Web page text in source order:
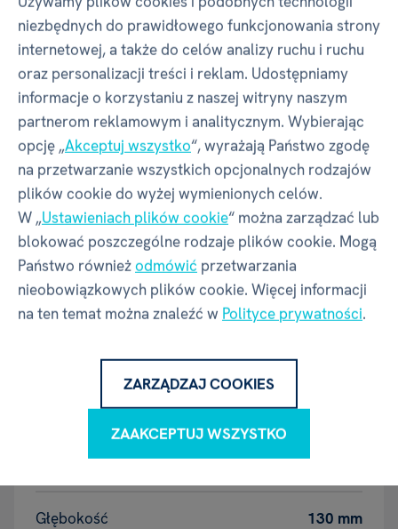
ROZGRZEWAJĄCE PRZYTULANKI - MINI
Właściwości
Kod produktu 50986
EAN 8590228038722
Numer katalogowy
Motyw Krowa
Wymiary produktu
Szerokość 160 mm
Głębokość 130 mm
niezbędnych do prawidłowego funkcjonowania strony
internetowej, a także do celów analizy ruchu i ruchu
oraz personalizacji treści i reklam. Udostępniamy
informacje o korzystaniu z naszej witryny naszym
partnerom reklamowym i analitycznym. Wybierając
opcję „Akceptuj wszystko“, wyrażają Państwo zgodę
na przetwarzanie wszystkich opcjonalnych rodzajów
plików cookie do wyżej wymienionych celów.
W „Ustawieniach plików cookie“ można zarządzać lub
blokować poszczególne rodzaje plików cookie. Mogą
Państwo równieżodmówić przetwarzania
nieobowiązkowych plików cookie. Więcej informacji
na ten temat można znaleźć w Polityce prywatności.
ZARZĄDZAJ COOKIES
ZAAKCEPTUJ WSZYSTKO